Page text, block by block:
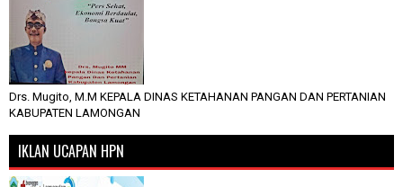
Drs. Mugito, M.M KEPALA DINAS KETAHANAN PANGAN DAN PERTANIAN
KABUPATEN LAMONGAN
IKLAN UCAPAN HPN